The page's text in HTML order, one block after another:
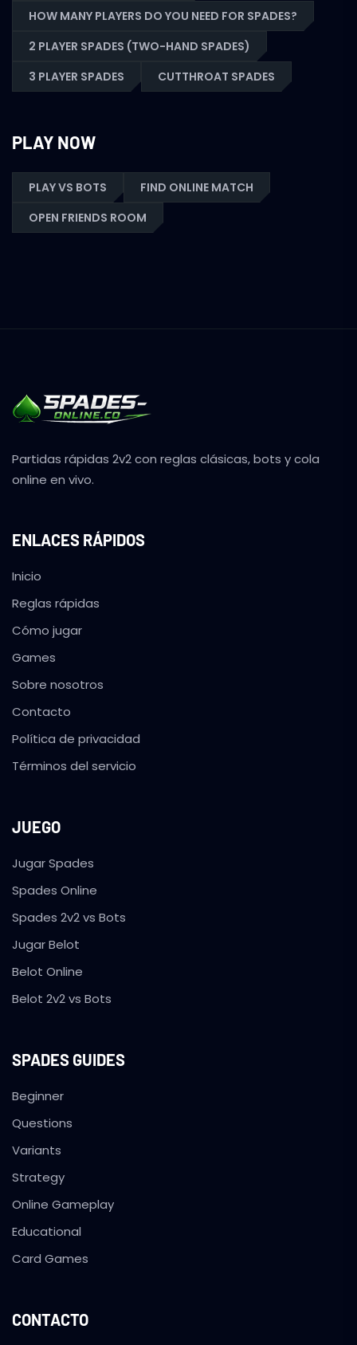
HOW MANY PLAYERS DO YOU NEED FOR SPADES?
2 PLAYER SPADES (TWO-HAND SPADES)
3 PLAYER SPADES
CUTTHROAT SPADES
PLAY NOW
PLAY VS BOTS
FIND ONLINE MATCH
OPEN FRIENDS ROOM
Partidas rápidas 2v2 con reglas clásicas, bots y cola
online en vivo.
ENLACES RÁPIDOS
Inicio
Reglas rápidas
Cómo jugar
Games
Sobre nosotros
Contacto
Política de privacidad
Términos del servicio
JUEGO
Jugar Spades
Spades Online
Spades 2v2 vs Bots
Jugar Belot
Belot Online
Belot 2v2 vs Bots
SPADES GUIDES
Beginner
Questions
Variants
Strategy
Online Gameplay
Educational
Card Games
CONTACTO